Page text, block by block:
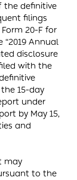
the definitive
filings
20-F for
“2019 Annual
disclosure
with the
15-day
under
by May 15,
and
may
to the